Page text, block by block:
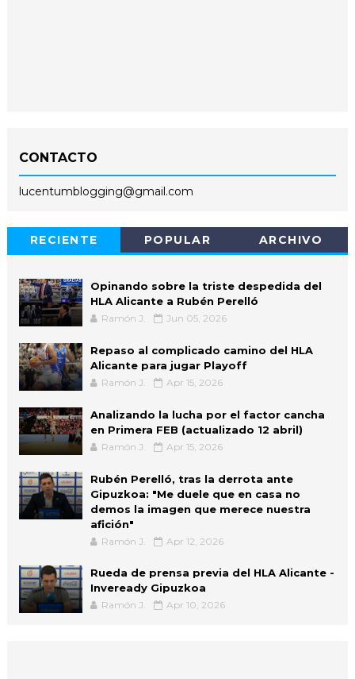
CONTACTO
lucentumblogging@gmail.com
RECIENTE POPULAR ARCHIVO
Opinando sobre la triste despedida del
HLA Alicante a Rubén Perelló
Ramón J. Jun 05, 2026
Repaso al complicado camino del HLA
Alicante para jugar Playoff
Ramón J. Apr 15, 2026
Analizando la lucha por el factor cancha
en Primera FEB (actualizado 12 abril)
Ramón J. Apr 15, 2026
Rubén Perelló, tras la derrota ante
Gipuzkoa: "Me duele que en casa no
demos la imagen que merece nuestra
afición"
Ramón J. Apr 12, 2026
Rueda de prensa previa del HLA Alicante -
Inveready Gipuzkoa
Ramón J. Apr 10, 2026